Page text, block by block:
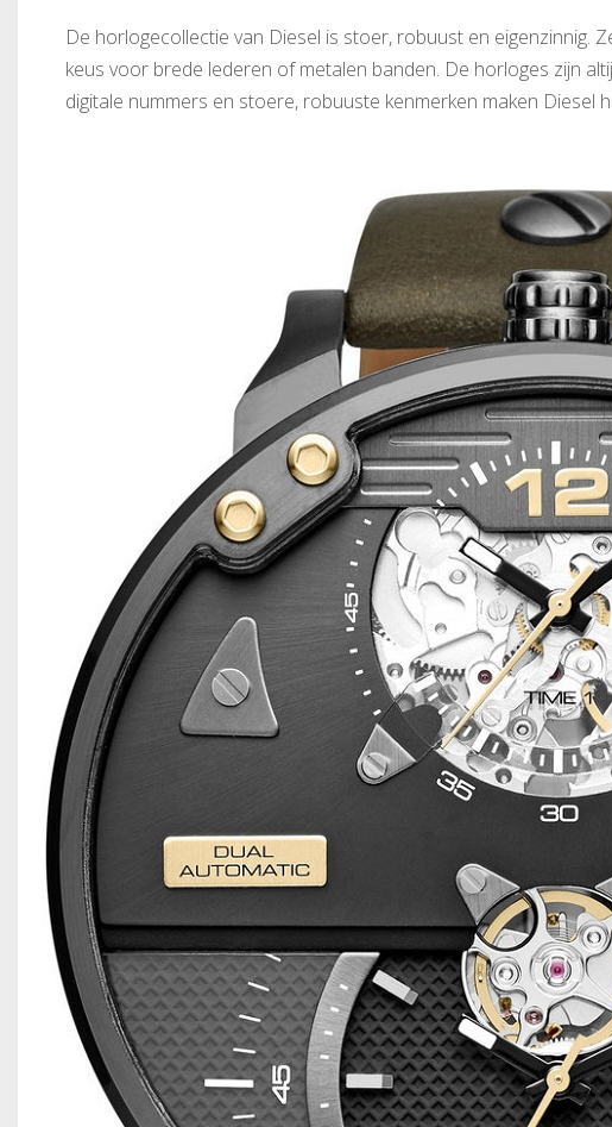
De horlogecollectie van Diesel is stoer, robuust en
keus voor brede lederen of metalen banden. De horloges zijn
digitale nummers en stoere, robuuste kenmerken maken